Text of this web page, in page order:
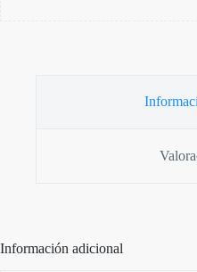
Información adicional